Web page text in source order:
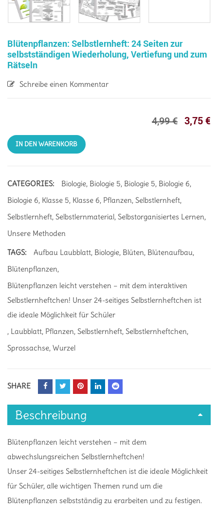
Blütenpflanzen: Selbstlernheft: 24 Seiten zur
selbstständigen Wiederholung, Vertiefung und zum
Rätseln
Schreibe einen Kommentar
4,99€ 3,75€
IN DEN WARENKORB
CATEGORIES: Biologie, Biologie 5, Biologie 5, Biologie 6,
Biologie 6, Klasse 5, Klasse 6, Pflanzen, Selbstlernheft,
Selbstlernheft, Selbstlernmaterial, Selbstorganisiertes Lernen,
Unsere Methoden
TAGS: Aufbau Laubblatt, Biologie, Blüten, Blütenaufbau,
Blütenpflanzen,
Blütenpflanzen leicht verstehen – mit dem interaktiven
Selbstlernheftchen! Unser 24-seitiges Selbstlernheftchen ist
die ideale Möglichkeit für Schüler
, Laubblatt, Pflanzen, Selbstlernheft, Selbstlernheftchen,
Sprossachse, Wurzel
SHARE
Beschreibung
Blütenpflanzen leicht verstehen – mit dem
abwechslungsreichen Selbstlernheftchen!
Unser 24-seitiges Selbstlernheftchen ist die ideale Möglichkeit
für Schüler, alle wichtigen Themen rund um die
Blütenpflanzen selbstständig zu erarbeiten und zu festigen.